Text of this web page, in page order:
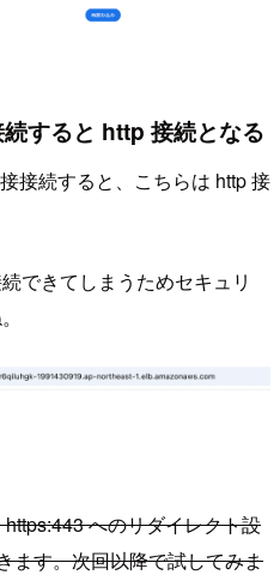
すると http 接続となる
接続すると、こちらは http 接
できてしまうためセキュリ
へのリダイレクト設
ます。次回以降で試してみま